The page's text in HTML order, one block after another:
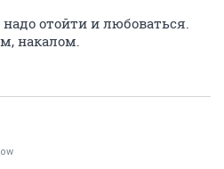
отойти и любоваться.
накалом.